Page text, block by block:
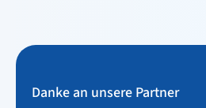
Danke an unsere Partner